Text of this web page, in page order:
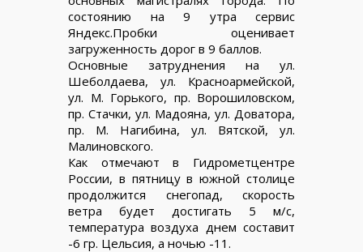
состоянию на 9 утра сервис
Яндекс.Пробки оценивает
загруженность дорог в 9 баллов.
Основные затруднения на ул.
Шеболдаева, ул. Красноармейской,
ул. М. Горького, пр. Ворошиловском,
пр. Стачки, ул. Мадояна, ул. Доватора,
пр. М. Нагибина, ул. Вятской, ул.
Малиновского.
Как отмечают в Гидрометцентре
России, в пятницу в южной столице
продолжится снегопад, скорость
ветра будет достигать 5 м/с,
температура воздуха днем составит
-6 гр. Цельсия, а ночью -11.